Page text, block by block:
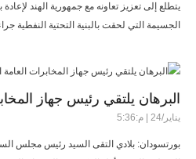
يتطلع إلى تعزيز تعاونه مع جمهورية الهند لإعادة
الجسيمة التي لحقت بالبنية التحتية النفطية
البرهان يلتقي رئيس جهاز
يناير/24 | م:5:36
بورتسودان: بلادي التقى السيد رئيس مجلس